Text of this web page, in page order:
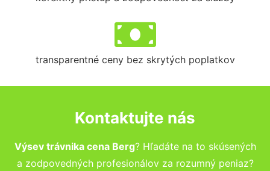
transparentné ceny bez skrytých poplatkov
Kontaktujte nás
Výsev trávnika cena Berg? Hľadáte na to skúsených
a zodpovedných profesionálov za rozumný peniaz?